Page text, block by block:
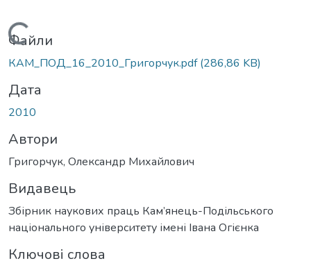
Вантажиться...
Файли
КАМ_ПОД_16_2010_Григорчук.pdf(286,86 KB)
Дата
2010
Автори
Григорчук, Олександр Михайлович
Видавець
Збірник наукових праць Кам’янець-Подільського
національного університету імені Івана Огієнка
Ключові слова